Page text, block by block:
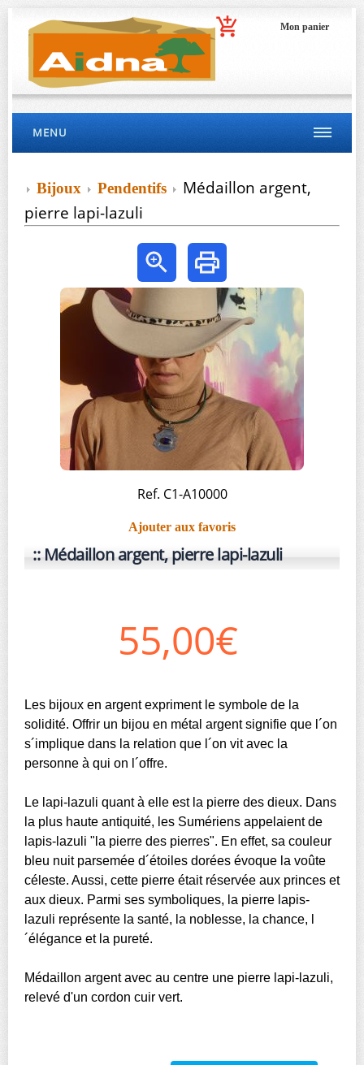
Mon panier
MENU
Bijoux Pendentifs
Médaillon argent,
pierre lapi-lazuli
Ref. C1-A10000
Ajouter aux favoris
Médaillon argent, pierre lapi-lazuli
55,00€
Les bijoux en argent expriment le symbole de la
solidité. Offrir un bijou en métal argent signifie que l´on
s´implique dans la relation que l´on vit avec la
personne à qui on l´offre.
Le lapi-lazuli quant à elle est la pierre des dieux. Dans
la plus haute antiquité, les Sumériens appelaient de
lapis-lazuli "la pierre des pierres". En effet, sa couleur
bleu nuit parsemée d´étoiles dorées évoque la voûte
céleste. Aussi, cette pierre était réservée aux princes et
aux dieux. Parmi ses symboliques, la pierre lapis-
lazuli représente la santé, la noblesse, la chance, l
´élégance et la pureté.
Médaillon argent avec au centre une pierre lapi-lazuli,
relevé d'un cordon cuir vert.